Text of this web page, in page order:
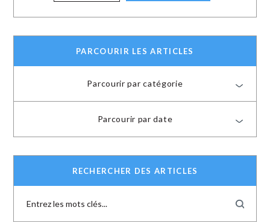
PARCOURIR LES ARTICLES
Parcourir par catégorie
Parcourir par date
RECHERCHER DES ARTICLES